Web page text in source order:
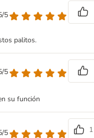
5
palitos.
5
su función
5
1